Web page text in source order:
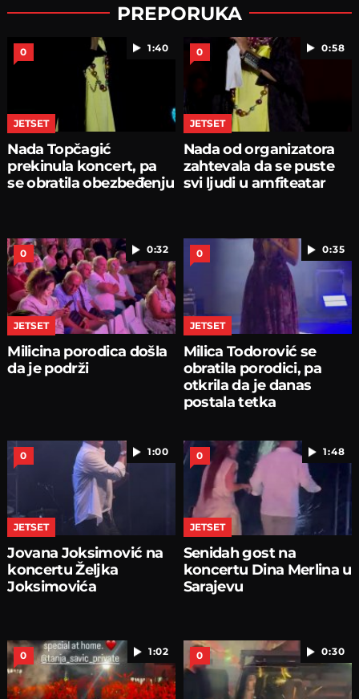
PREPORUKA
1:40
0
JETSET
Nada Topčagić
prekinula koncert, pa
se obratila obezbeđenju
0:58
0
JETSET
Nada od organizatora
zahtevala da se puste
svi ljudi u amfiteatar
0:32
0
JETSET
Milicina porodica došla
da je podrži
0:35
0
JETSET
Milica Todorović se
obratila porodici, pa
otkrila da je danas
postala tetka
1:00
0
JETSET
Jovana Joksimović na
koncertu Željka
Joksimovića
1:48
0
JETSET
Senidah gost na
koncertu Dina Merlina u
Sarajevu
1:02
0 0:30
0